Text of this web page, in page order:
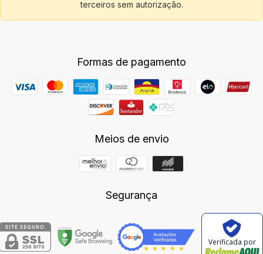
terceiros sem autorização.
Formas de pagamento
Meios de envio
Segurança
Verificada por